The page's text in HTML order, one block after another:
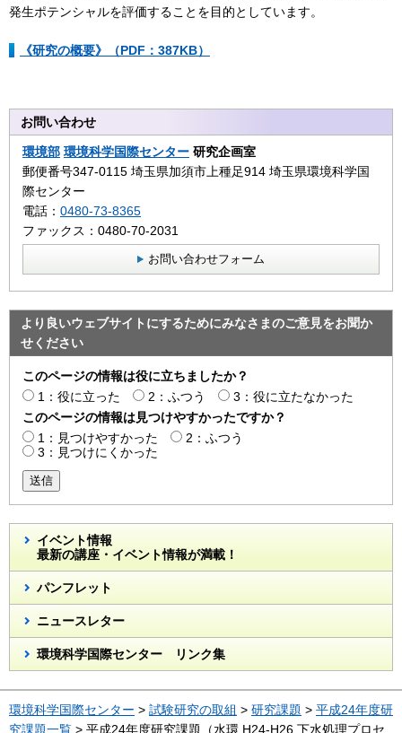
発生ポテンシャルを評価することを目的としています。
《研究の概要》（PDF：387KB）
お問い合わせ
環境部 環境科学国際センター 研究企画室
郵便番号347-0115 埼玉県加須市上種足914 埼玉県環境科学国
際センター
電話： 0480-73-8365
ファックス：0480-70-2031
お問い合わせフォーム
より良いウェブサイトにするためにみなさまのご意見をお聞か
せください
このページの情報は役に立ちましたか？
1：役に立った
2：ふつう
3：役に立たなかった
このページの情報は見つけやすかったですか？
1：見つけやすかった
2：ふつう
3：見つけにくかった
送信
イベント情報
最新の講座・イベント情報が満載！
パンフレット
ニュースレター
環境科学国際センター リンク集
環境科学国際センター > 試験研究の取組 > 研究課題 > 平成24年度研
究課題一覧 > 平成24年度研究課題（水環 H24-H26 下水処理プロセ